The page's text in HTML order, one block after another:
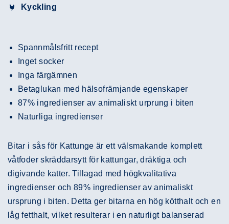
Kyckling
Spannmålsfritt recept
Inget socker
Inga färgämnen
Betaglukan med hälsofrämjande egenskaper
87% ingredienser av animaliskt urprung i biten
Naturliga ingredienser
Bitar i sås för Kattunge är ett välsmakande komplett
våtfoder skräddarsytt för kattungar, dräktiga och
digivande katter. Tillagad med högkvalitativa
ingredienser och 89% ingredienser av animaliskt
ursprung i biten. Detta ger bitarna en hög kötthalt och en
låg fetthalt, vilket resulterar i en naturligt balanserad